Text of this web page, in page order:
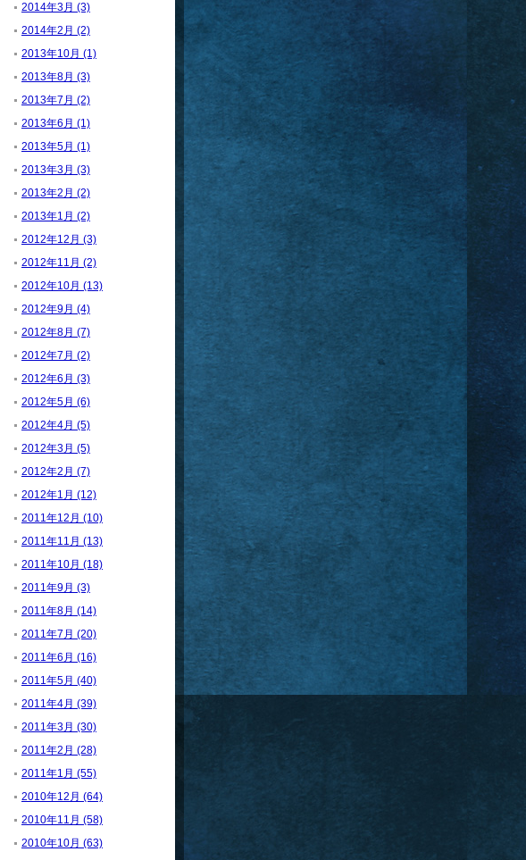
2014年3月 (3)
2014年2月 (2)
2013年10月 (1)
2013年8月 (3)
2013年7月 (2)
2013年6月 (1)
2013年5月 (1)
2013年3月 (3)
2013年2月 (2)
2013年1月 (2)
2012年12月 (3)
2012年11月 (2)
2012年10月 (13)
2012年9月 (4)
2012年8月 (7)
2012年7月 (2)
2012年6月 (3)
2012年5月 (6)
2012年4月 (5)
2012年3月 (5)
2012年2月 (7)
2012年1月 (12)
2011年12月 (10)
2011年11月 (13)
2011年10月 (18)
2011年9月 (3)
2011年8月 (14)
2011年7月 (20)
2011年6月 (16)
2011年5月 (40)
2011年4月 (39)
2011年3月 (30)
2011年2月 (28)
2011年1月 (55)
2010年12月 (64)
2010年11月 (58)
2010年10月 (63)